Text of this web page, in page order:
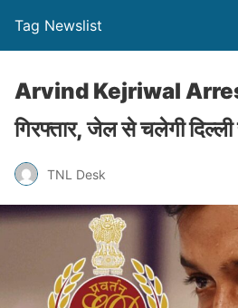
Tag Newslist
Arvind Kejriwal
गिरफ्तार, जेल से चलेगी
TNL Desk